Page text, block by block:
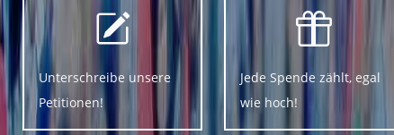
Unterschreibe unsere
Petitionen!
Jede Spende zählt, egal
wie hoch!